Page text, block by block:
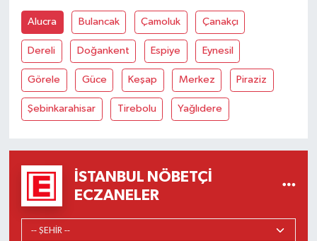
Alucra Bulancak Çamoluk Çanakçı
Dereli Doğankent Espiye Eynesil
Görele Güce Keşap Merkez Piraziz
Şebinkarahisar Tirebolu Yağlıdere
İSTANBUL NÖBETÇI
ECZANELER